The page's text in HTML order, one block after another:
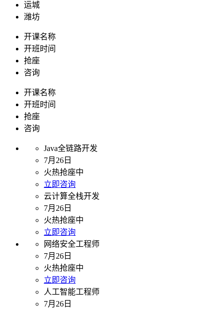
运城
潍坊
开课名称
开班时间
抢座
咨询
开课名称
开班时间
抢座
咨询
Java全链路开发
7月26日
火热抢座中
立即咨询
云计算全栈开发
7月26日
火热抢座中
立即咨询
网络安全工程师
7月26日
火热抢座中
立即咨询
人工智能工程师
7月26日